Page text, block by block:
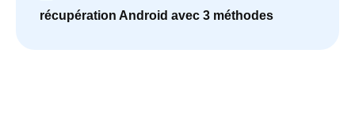
récupération Android avec 3 méthodes